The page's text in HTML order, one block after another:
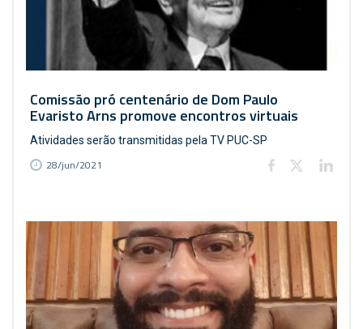
Comissão pró centenário de Dom Paulo
Evaristo Arns promove encontros virtuais
Atividades serão transmitidas pela TV PUC-SP
28/jun/2021